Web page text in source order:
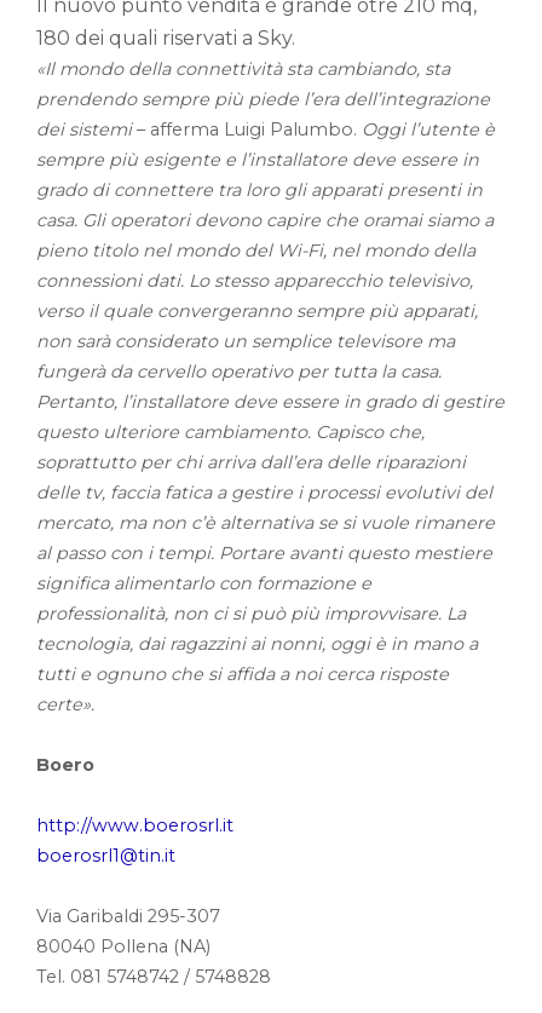
Il nuovo punto vendita è grande otre 210 mq,
180 dei quali riservati a Sky.
«Il mondo della connettività sta cambiando, sta
prendendo sempre più piede l’era dell’integrazione
dei sistemi– afferma Luigi Palumbo. Oggi l’utente è
sempre più esigente e l’installatore deve essere in
grado di connettere tra loro gli apparati presenti in
casa. Gli operatori devono capire che oramai siamo a
pieno titolo nel mondo del Wi-Fi, nel mondo della
connessioni dati. Lo stesso apparecchio televisivo,
verso il quale convergeranno sempre più apparati,
non sarà considerato un semplice televisore ma
fungerà da cervello operativo per tutta la casa.
Pertanto, l’installatore deve essere in grado di gestire
questo ulteriore cambiamento. Capisco che,
soprattutto per chi arriva dall’era delle riparazioni
delle tv, faccia fatica a gestire i processi evolutivi del
mercato, ma non c’è alternativa se si vuole rimanere
al passo con i tempi. Portare avanti questo mestiere
significa alimentarlo con formazione e
professionalità, non ci si può più improvvisare. La
tecnologia, dai ragazzini ai nonni, oggi è in mano a
tutti e ognuno che si affida a noi cerca risposte
certe».
Boero
http://www.boerosrl.it
boerosrl1@tin.it
Via Garibaldi 295-307
80040 Pollena (NA)
Tel. 081 5748742 / 5748828